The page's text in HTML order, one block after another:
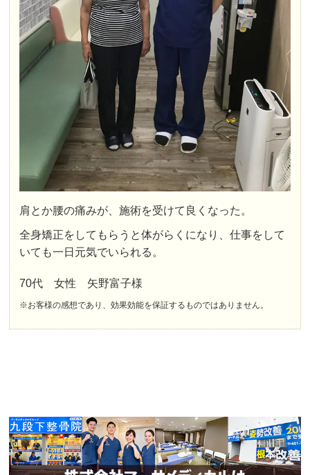
肩とか腰の痛みが、施術を受けて良くなった。
全身矯正をしてもらうと体がらくになり、仕事をして
いても一日元気でいられる。
70代 女性 矢野富子様
※お客様の感想であり、効果効能を保証するものではありません。